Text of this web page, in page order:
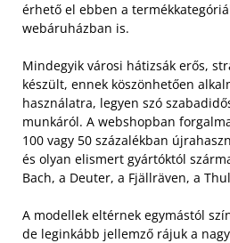
érhető el ebben a
webáruházban is.
Mindegyik városi hátizsák erős,
készült, ennek köszönhetően
használatra, legyen szó
munkáról. A webshopban
100 vagy 50 százalékban
és olyan elismert gyártóktól
Bach, a Deuter, a Fjällräven, a
A modellek eltérnek egymástól
de leginkább jellemző rájuk a